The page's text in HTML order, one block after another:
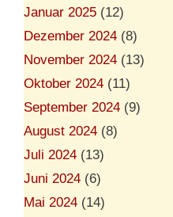
Januar 2025 (12)
Dezember 2024 (8)
November 2024 (13)
Oktober 2024 (11)
September 2024 (9)
August 2024 (8)
Juli 2024 (13)
Juni 2024 (6)
Mai 2024 (14)